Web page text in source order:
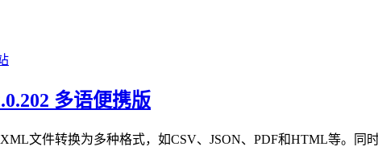
多语便携版
文件转换为多种格式，如CSV、JSON、PDF和HTML等。